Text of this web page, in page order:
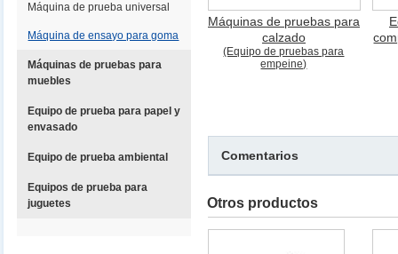
Máquina de prueba universal
Máquina de ensayo para goma
Máquinas de pruebas para
muebles
Equipo de prueba para papel y
envasado
Equipo de prueba ambiental
Equipos de prueba para
juguetes
Máquinas de pruebas para
calzado
(Equipo de pruebas para
empeine)
Comentarios
Otros productos